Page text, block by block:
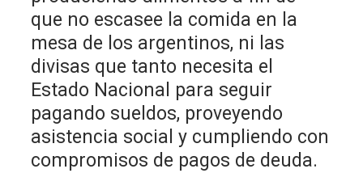
que no escasee la comida en la
mesa de los argentinos, ni las
divisas que tanto necesita el
Estado Nacional para seguir
pagando sueldos, proveyendo
asistencia social y cumpliendo con
compromisos de pagos de deuda.